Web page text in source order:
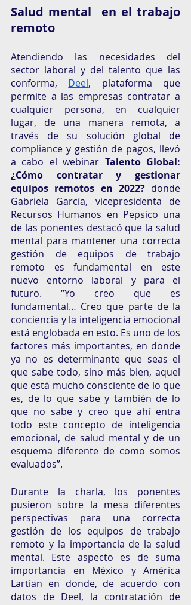
Salud mental  en el trabajo
remoto
Atendiendo las necesidades del
sector laboral y del talento que las
conforma, Deel, plataforma que
permite a las empresas contratar a
cualquier persona, en cualquier
lugar, de una manera remota, a
través de su solución global de
compliance y gestión de pagos, llevó
a cabo el webinar Talento Global:
¿Cómo contratar y gestionar
equipos remotos en 2022? donde
Gabriela García, vicepresidenta de
Recursos Humanos en Pepsico una
de las ponentes destacó que la salud
mental para mantener una correcta
gestión de equipos de trabajo
remoto es fundamental en este
nuevo entorno laboral y para el
futuro. “Yo creo que es
fundamental… Creo que parte de la
conciencia y la inteligencia emocional
está englobada en esto. Es uno de los
factores más importantes, en donde
ya no es determinante que seas el
que sabe todo, sino más bien, aquel
que está mucho consciente de lo que
es, de lo que sabe y también de lo
que no sabe y creo que ahí entra
todo este concepto de inteligencia
emocional, de salud mental y de un
esquema diferente de como somos
evaluados”.
Durante la charla, los ponentes
pusieron sobre la mesa diferentes
perspectivas para una correcta
gestión de los equipos de trabajo
remoto y la importancia de la salud
mental. Este aspecto es de suma
importancia en México y América
Lartian en donde, de acuerdo con
datos de Deel, la contratación de